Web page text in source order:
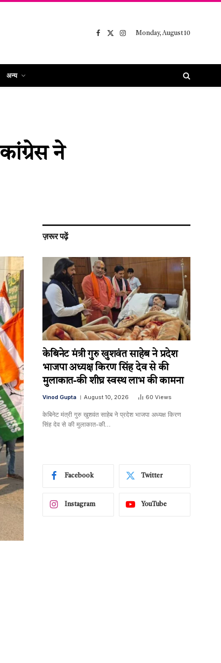
Facebook
X
Instagram
Monday, August 10
अन्य
ने
ज़रूर पढ़ें
केबिनेट मंत्री गुरु खुशवंत साहेब ने प्रदेश
भाजपा अध्यक्ष किरण सिंह देव से की
मुलाकात-की शीघ्र स्वस्थ लाभ की कामना
Vinod Gupta August 10, 2026 60 Views
केबिनेट मंत्री गुरु खुशवंत साहेब ने प्रदेश भाजपा अध्यक्ष किरण
सिंह देव से की मुलाकात-की…
Facebook Twitter
Instagram YouTube